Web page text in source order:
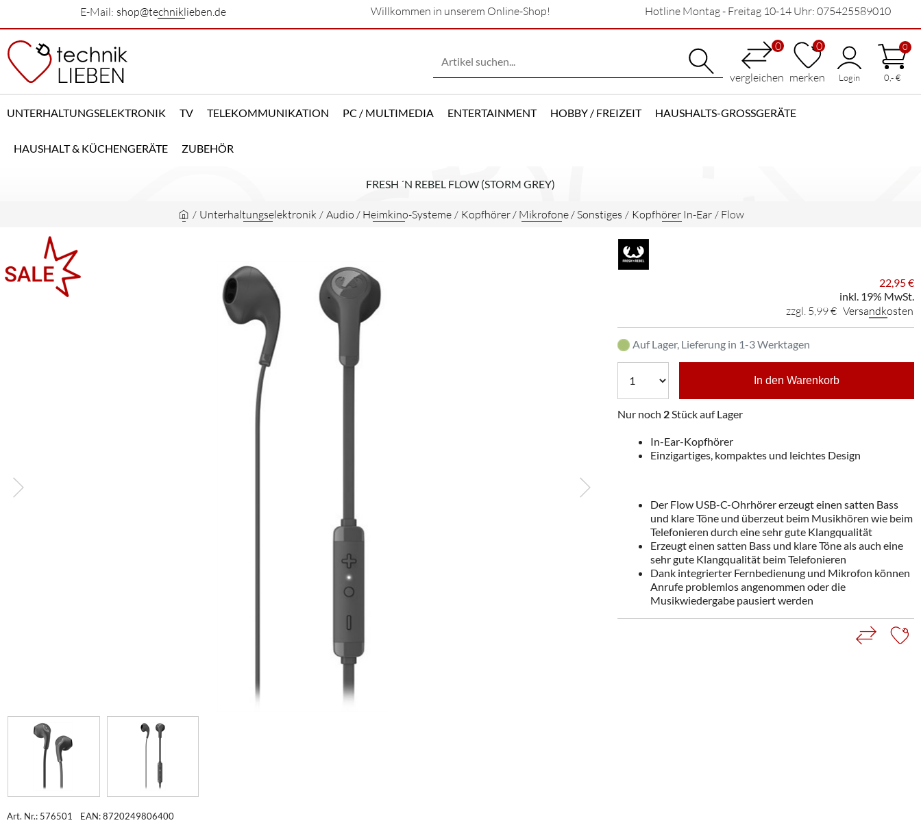
E-Mail: shop@techniklieben.de Willkommen in unserem Online-Shop! Hotline Montag - Freitag 10-14 Uhr: 075425589010
0
vergleichen
0
merken Login
0
0,- €
UNTERHALTUNGSELEKTRONIK TV TELEKOMMUNIKATION PC / MULTIMEDIA ENTERTAINMENT HOBBY / FREIZEIT HAUSHALTS-GROSSGERÄTE
HAUSHALT & KÜCHENGERÄTE ZUBEHÖR
FRESH ´N REBEL FLOW (STORM GREY)
/ Unterhaltungselektronik / Audio / Heimkino-Systeme / Kopfhörer / Mikrofone / Sonstiges / Kopfhörer In-Ear / Flow
Art. Nr.: 576501 EAN: 8720249806400
22,95 €
inkl. 19% MwSt.
zzgl. 5,99 € Versandkosten
Auf Lager, Lieferung in 1-3 Werktagen
In den Warenkorb
Nur noch 2Stück auf Lager
In-Ear-Kopfhörer
Einzigartiges, kompaktes und leichtes Design
Der Flow USB-C-Ohrhörer erzeugt einen satten Bass
und klare Töne und überzeut beim Musikhören wie beim
Telefonieren durch eine sehr gute Klangqualität
Erzeugt einen satten Bass und klare Töne als auch eine
sehr gute Klangqualität beim Telefonieren
Dank integrierter Fernbedienung und Mikrofon können
Anrufe problemlos angenommen oder die
Musikwiedergabe pausiert werden